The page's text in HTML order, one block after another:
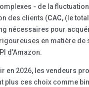
- de la
des clients (CAC, (le
nécessaires pour
en matière de
d'Amazon.
en 2026, les vendeurs
plus ces choix comme